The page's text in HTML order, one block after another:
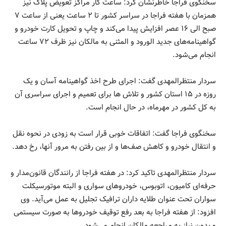
سخنگوی فراجا خاطرنشان کرد: ساعت کار مراکز تعویض پلاک نیز
همزمان با هفته فراجا در سراسر کشور تا ۲ ساعت یعنی از ساعت ۷
صبح الی ۱۶ عصر افزایش پیدا می‌کند و چاپ و تحویل کارت خودرو و
گواهینامه‌های جدید الورود و المثنی به مالکان نیز ظرف ۷۲ ساعت
انجام می‌شود.
سردار منتظرالمهدی گفت: اجرای طرح اخذ گواهینامه آسان و یک
روزه در ۱۵ استان کشور و تلاش ها برای تعمیم و اجرای سراسری آن
به کل کشور در مهرماه، در حال انجام است.
سخنگوی فراجا گفت: اتفاقات خوبی قرار است به زودی در نحوه نقل
و انتقال خودرو و کاهش صف‌ها و از بین رفتن به مرور آنها، رخ دهد.
سردار منتظرالمهدی تاکید کرد: در هفته فراجا از رانندگان قانون‌مدار و
حرفه‌ای کامیون، اتوبوس، خودروهای سواری و البته موتورسیکلت
سواران تحت عنوان طلایه داران ترافیک تجلیل به عمل می‌آید. وی
افزود: از هفته فراجا به بعد رفع توقیف خودروها به صورت سیستمی